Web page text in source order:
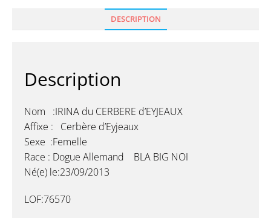
DESCRIPTION
Description
Nom :IRINA du CERBERE d’EYJEAUX
Affixe : Cerbère d’Eyjeaux
Sexe :Femelle
Race : Dogue Allemand BLA BIG NOI
Né(e) le:23/09/2013
LOF:76570